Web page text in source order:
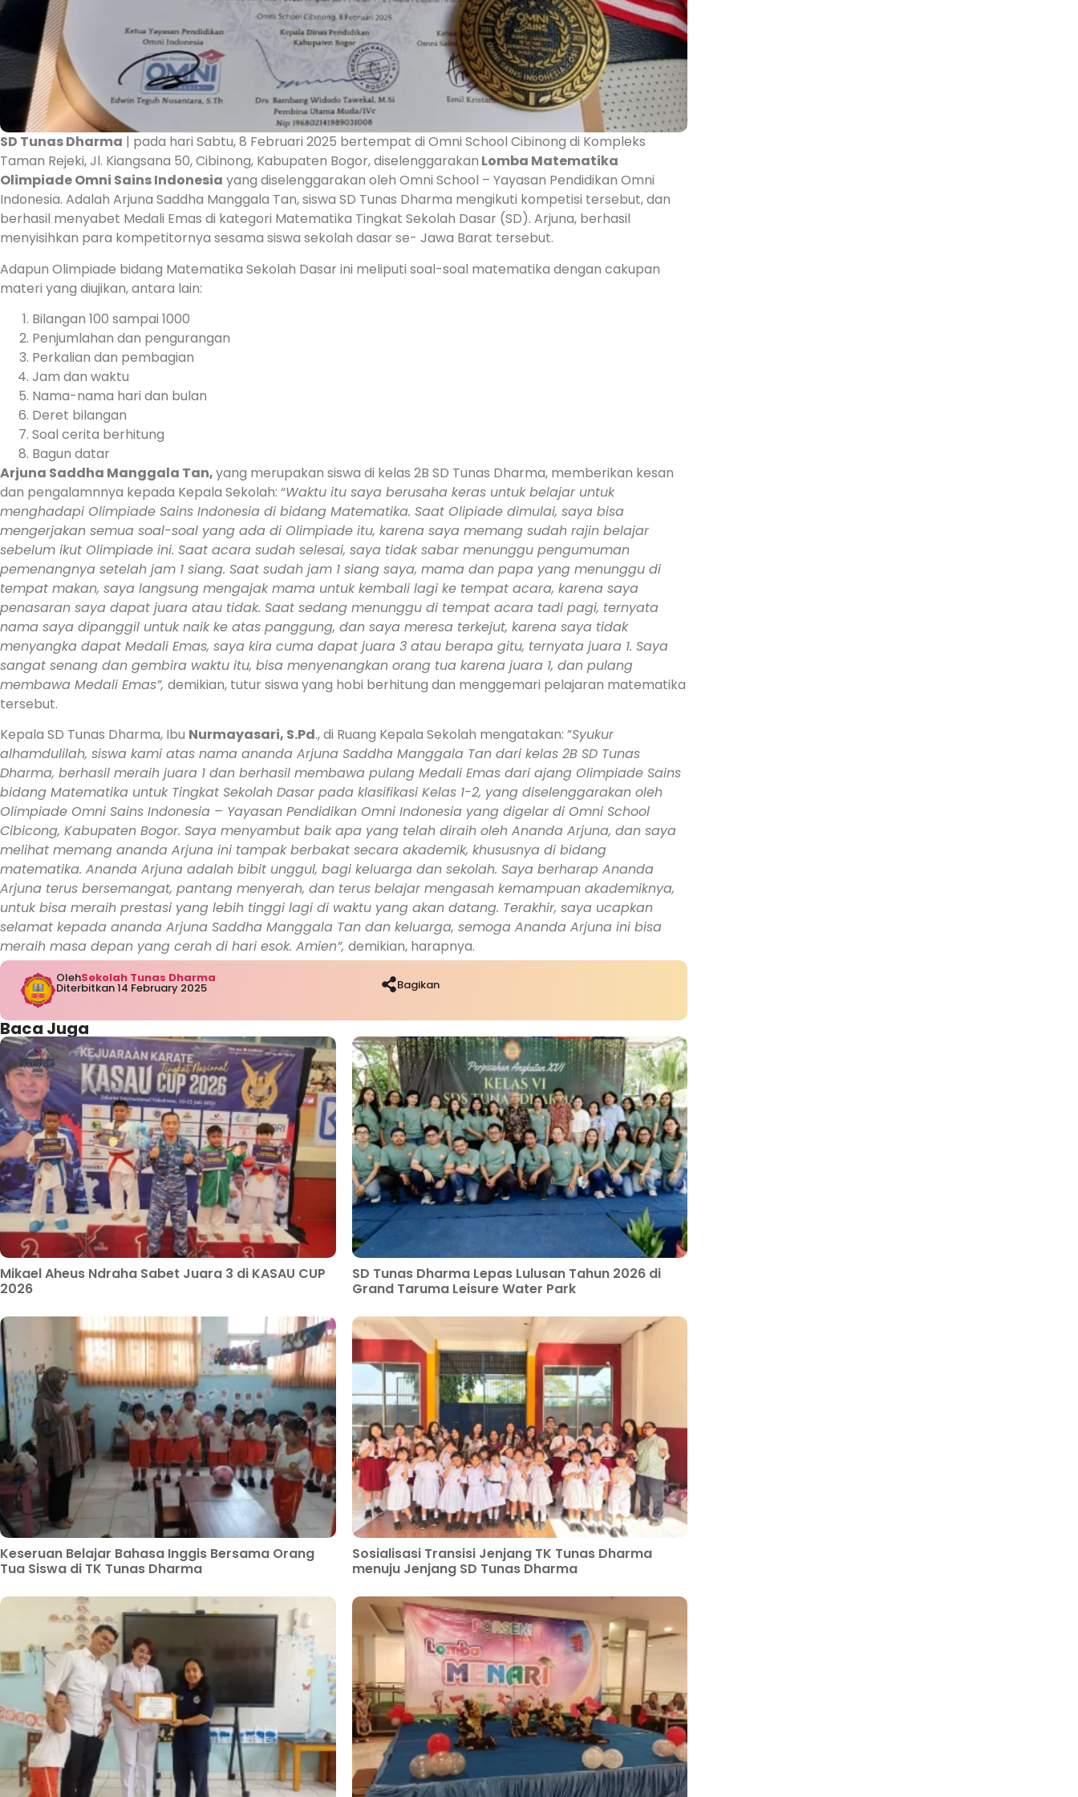
SD Tunas Dharma | pada hari Sabtu, 8 Februari 2025 bertempat di Omni School Cibinong di Kompleks
Taman Rejeki, Jl. Kiangsana 50, Cibinong, Kabupaten Bogor, diselenggarakan Lomba Matematika
Olimpiade Omni Sains Indonesia yang diselenggarakan oleh Omni School – Yayasan Pendidikan Omni
Indonesia. Adalah Arjuna Saddha Manggala Tan, siswa SD Tunas Dharma mengikuti kompetisi tersebut, dan
berhasil menyabet Medali Emas di kategori Matematika Tingkat Sekolah Dasar (SD). Arjuna, berhasil
menyisihkan para kompetitornya sesama siswa sekolah dasar se- Jawa Barat tersebut.
Adapun Olimpiade bidang Matematika Sekolah Dasar ini meliputi soal-soal matematika dengan cakupan
materi yang diujikan, antara lain:
Bilangan 100 sampai 1000
Penjumlahan dan pengurangan
Perkalian dan pembagian
Jam dan waktu
Nama-nama hari dan bulan
Deret bilangan
Soal cerita berhitung
Bagun datar
Arjuna Saddha Manggala Tan,yang merupakan siswa di kelas 2B SD Tunas Dharma, memberikan kesan
dan pengalamnnya kepada Kepala Sekolah: “Waktu itu saya berusaha keras untuk belajar untuk
menghadapi Olimpiade Sains Indonesia di bidang Matematika. Saat Olipiade dimulai, saya bisa
mengerjakan semua soal-soal yang ada di Olimpiade itu, karena saya memang sudah rajin belajar
sebelum ikut Olimpiade ini. Saat acara sudah selesai, saya tidak sabar menunggu pengumuman
pemenangnya setelah jam 1 siang. Saat sudah jam 1 siang saya, mama dan papa yang menunggu di
tempat makan, saya langsung mengajak mama untuk kembali lagi ke tempat acara, karena saya
penasaran saya dapat juara atau tidak. Saat sedang menunggu di tempat acara tadi pagi, ternyata
nama saya dipanggil untuk naik ke atas panggung, dan saya meresa terkejut, karena saya tidak
menyangka dapat Medali Emas, saya kira cuma dapat juara 3 atau berapa gitu, ternyata juara 1. Saya
sangat senang dan gembira waktu itu, bisa menyenangkan orang tua karena juara 1, dan pulang
membawa Medali Emas”, demikian, tutur siswa yang hobi berhitung dan menggemari pelajaran matematika
tersebut.
Kepala SD Tunas Dharma, Ibu Nurmayasari, S.Pd., di Ruang Kepala Sekolah mengatakan: ”Syukur
alhamdulilah, siswa kami atas nama ananda Arjuna Saddha Manggala Tan dari kelas 2B SD Tunas
Dharma, berhasil meraih juara 1 dan berhasil membawa pulang Medali Emas dari ajang Olimpiade Sains
bidang Matematika untuk Tingkat Sekolah Dasar pada klasifikasi Kelas 1-2, yang diselenggarakan oleh
Olimpiade Omni Sains Indonesia – Yayasan Pendidikan Omni Indonesia yang digelar di Omni School
Cibicong, Kabupaten Bogor. Saya menyambut baik apa yang telah diraih oleh Ananda Arjuna, dan saya
melihat memang ananda Arjuna ini tampak berbakat secara akademik, khususnya di bidang
matematika. Ananda Arjuna adalah bibit unggul, bagi keluarga dan sekolah. Saya berharap Ananda
Arjuna terus bersemangat, pantang menyerah, dan terus belajar mengasah kemampuan akademiknya,
untuk bisa meraih prestasi yang lebih tinggi lagi di waktu yang akan datang. Terakhir, saya ucapkan
selamat kepada ananda Arjuna Saddha Manggala Tan dan keluarga, semoga Ananda Arjuna ini bisa
meraih masa depan yang cerah di hari esok. Amien”, demikian, harapnya.
OlehSekolah Tunas Dharma
Diterbitkan 14 February 2025 Bagikan
Baca Juga
Mikael Aheus Ndraha Sabet Juara 3 di KASAU CUP
2026
SD Tunas Dharma Lepas Lulusan Tahun 2026 di
Grand Taruma Leisure Water Park
Keseruan Belajar Bahasa Inggis Bersama Orang
Tua Siswa di TK Tunas Dharma
Sosialisasi Transisi Jenjang TK Tunas Dharma
menuju Jenjang SD Tunas Dharma